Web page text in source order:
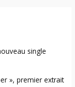
single
», premier extrait